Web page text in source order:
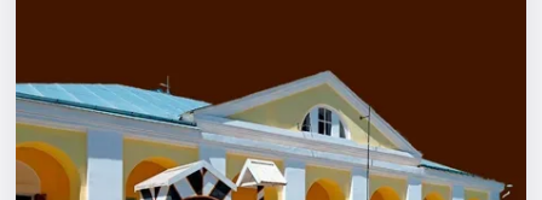
Города
Площадки